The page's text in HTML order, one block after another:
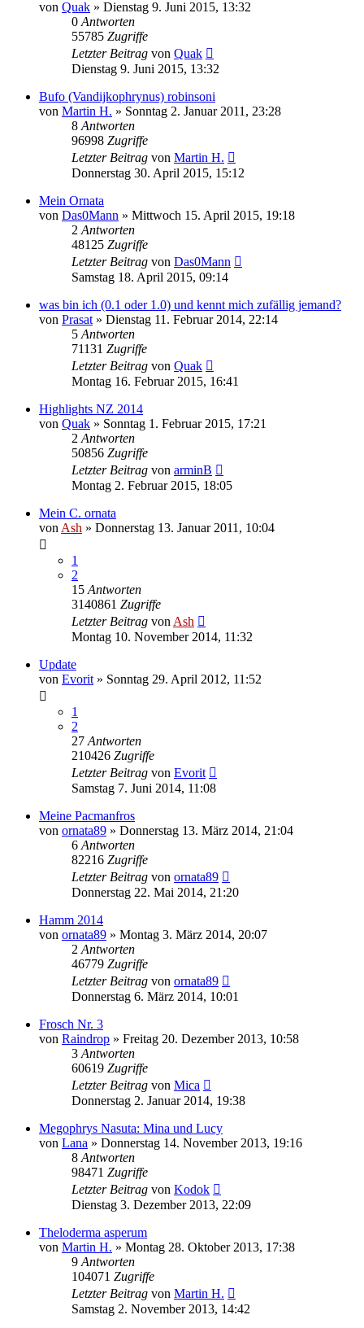
von Quak » Dienstag 9. Juni 2015, 13:32
0 Antworten
55785 Zugriffe
Letzter Beitrag von Quak
Dienstag 9. Juni 2015, 13:32
Bufo (Vandijkophrynus) robinsoni
von Martin H. » Sonntag 2. Januar 2011, 23:28
8 Antworten
96998 Zugriffe
Letzter Beitrag von Martin H.
Donnerstag 30. April 2015, 15:12
Mein Ornata
von Das0Mann » Mittwoch 15. April 2015, 19:18
2 Antworten
48125 Zugriffe
Letzter Beitrag von Das0Mann
Samstag 18. April 2015, 09:14
was bin ich (0.1 oder 1.0) und kennt mich zufällig jemand?
von Prasat » Dienstag 11. Februar 2014, 22:14
5 Antworten
71131 Zugriffe
Letzter Beitrag von Quak
Montag 16. Februar 2015, 16:41
Highlights NZ 2014
von Quak » Sonntag 1. Februar 2015, 17:21
2 Antworten
50856 Zugriffe
Letzter Beitrag von arminB
Montag 2. Februar 2015, 18:05
Mein C. ornata
von Ash » Donnerstag 13. Januar 2011, 10:04
1
2
15 Antworten
3140861 Zugriffe
Letzter Beitrag von Ash
Montag 10. November 2014, 11:32
Update
von Evorit » Sonntag 29. April 2012, 11:52
1
2
27 Antworten
210426 Zugriffe
Letzter Beitrag von Evorit
Samstag 7. Juni 2014, 11:08
Meine Pacmanfros
von ornata89 » Donnerstag 13. März 2014, 21:04
6 Antworten
82216 Zugriffe
Letzter Beitrag von ornata89
Donnerstag 22. Mai 2014, 21:20
Hamm 2014
von ornata89 » Montag 3. März 2014, 20:07
2 Antworten
46779 Zugriffe
Letzter Beitrag von ornata89
Donnerstag 6. März 2014, 10:01
Frosch Nr. 3
von Raindrop » Freitag 20. Dezember 2013, 10:58
3 Antworten
60619 Zugriffe
Letzter Beitrag von Mica
Donnerstag 2. Januar 2014, 19:38
Megophrys Nasuta: Mina und Lucy
von Lana » Donnerstag 14. November 2013, 19:16
8 Antworten
98471 Zugriffe
Letzter Beitrag von Kodok
Dienstag 3. Dezember 2013, 22:09
Theloderma asperum
von Martin H. » Montag 28. Oktober 2013, 17:38
9 Antworten
104071 Zugriffe
Letzter Beitrag von Martin H.
Samstag 2. November 2013, 14:42